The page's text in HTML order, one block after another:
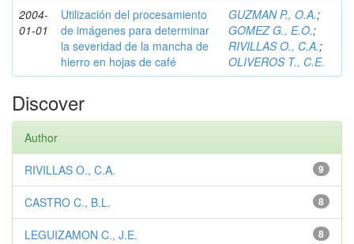
2004-
01-01
Utilización del procesamiento
de imágenes para determinar
la severidad de la mancha de
hierro en hojas de café
GUZMAN P., O.A.;
GOMEZ G., E.O.;
RIVILLAS O., C.A.;
OLIVEROS T., C.E.
Discover
Author
9
RIVILLAS O., C.A.
8
CASTRO C., B.L.
8
LEGUIZAMON C., J.E.